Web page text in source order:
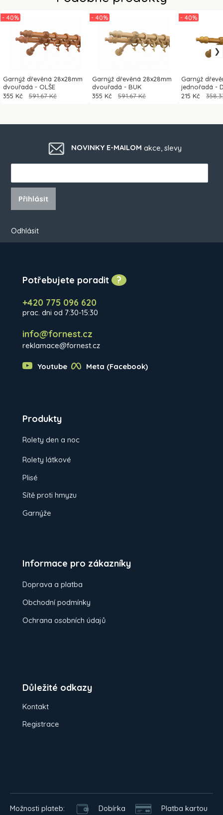
Garnýž dřevěná 28x28mm
dvouřadá - OLŠE
- 40%
355 Kč 591.67 Kč
Garnýž dřevěná 28x28mm
dvouřadá - BUK
- 40%
355 Kč 591.67 Kč
Garnýž
jednořadá -
- 40%
215 Kč
NOVINKY E-MAILOM akce, slevy
Přihlásit
Odhlásit
Potřebujete poradit ?
+420 775 096 620
prac. dni od 7:30-15:30
info@fornest.cz
reklamace@fornest.cz
Youtube Meta (Facebook)
Produkty
Rolety den a noc
Rolety látkové
Plisé
Sítě proti hmyzu
Garnýže
Informace pro zákazníky
Doprava a platba
Obchodní podmínky
Ochrana osobních údajů
Důležité odkazy
Kontakt
Registrace
Možnosti plateb: Dobírka
Platba kartou